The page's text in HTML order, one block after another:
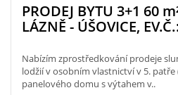
PRODEJ BYTU 3+1 60
LÁZNĚ - ÚŠOVICE,
Nabízím zprostředkování prodeje
lodžií v osobním vlastnictví v 5.
panelového domu s výtahem v..